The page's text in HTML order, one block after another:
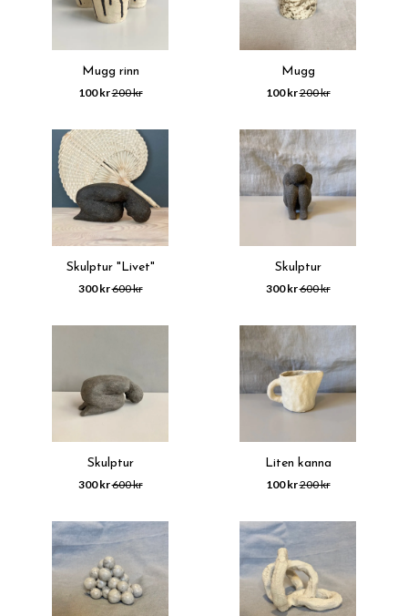
Mugg rinn
100 kr200 kr
Mugg
100 kr200 kr
Skulptur "Livet"
300 kr600 kr
Skulptur
300 kr600 kr
Skulptur
300 kr600 kr
Liten kanna
100 kr200 kr